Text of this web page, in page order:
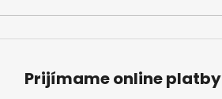
Prijímame online platby